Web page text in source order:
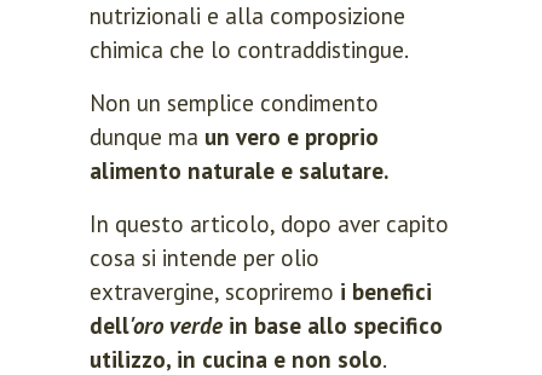
nutrizionali e alla composizione
chimica che lo contraddistingue.
Non un semplice condimento
dunque ma un vero e proprio
alimento naturale e salutare.
In questo articolo, dopo aver capito
cosa si intende per olio
extravergine, scopriremo i benefici
dell'oro verde in base allo specifico
utilizzo, in cucina e non solo.